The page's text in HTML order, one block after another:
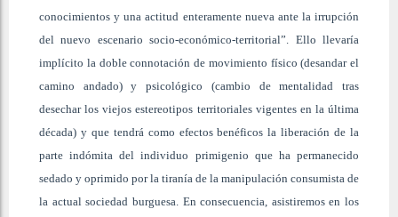
conocimientos y una actitud enteramente nueva ante la irrupción
del nuevo escenario socio-económico-territorial”. Ello llevaría
implícito la doble connotación de movimiento físico (desandar el
camino andado) y psicológico (cambio de mentalidad tras
desechar los viejos estereotipos territoriales vigentes en la última
década) y que tendrá como efectos benéficos la liberación de la
parte indómita del individuo primigenio que ha permanecido
sedado y oprimido por la tiranía de la manipulación consumista de
la actual sociedad burguesa. En consecuencia, asistiremos en los